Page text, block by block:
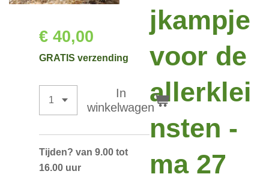
jkampje
voor de
allerklei
nsten -
ma 27
€ 40,00
GRATIS verzending
In
winkelwagen
Tijden? van 9.00 tot
16.00 uur